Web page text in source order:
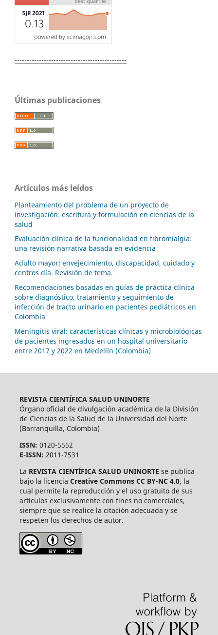
----------------------------------------------
Últimas publicaciones
Artículos más leídos
Planteamiento del problema de un proyecto de
investigación: escritura y formulación en ciencias de la
salud
Evaluación clínica de la funcionalidad en fibromialgia:
una revisión narrativa basada en evidencia
Adulto mayor: envejecimiento, discapacidad, cuidado y
centros día. Revisión de tema.
Recomendaciones basadas en guías de práctica clínica
sobre diagnóstico, tratamiento y seguimiento de
infección de tracto urinario en pacientes pediátricos en
Colombia
Meningitis viral: características clínicas y microbiológicas
de pacientes ingresados en un hospital universitario
entre 2017 y 2022 en Medellín (Colombia)
REVISTA CIENTÍFICA SALUD UNINORTE
Órgano oficial de divulgación académica de la División
de Ciencias de la Salud de la Universidad del Norte
(Barranquilla, Colombia)
ISSN: 0120-5552
E-ISSN: 2011-7531
La REVISTA CIENTÍFICA SALUD UNINORTE se publica
bajo la licencia Creative Commons CC BY-NC 4.0, la
cual permite la reproducción y el uso gratuito de sus
artículos exclusivamente con fines no comerciales,
siempre que se realice la citación adecuada y se
respeten los derechos de autor.